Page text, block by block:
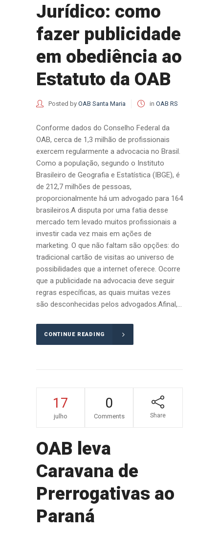
Jurídico: como
fazer publicidade
em obediência ao
Estatuto da OAB
Posted by OAB Santa Maria in OAB RS
Conforme dados do Conselho Federal da
OAB, cerca de 1,3 milhão de profissionais
exercem regularmente a advocacia no Brasil.
Como a população, segundo o Instituto
Brasileiro de Geografia e Estatística (IBGE), é
de 212,7 milhões de pessoas,
proporcionalmente há um advogado para 164
brasileiros.A disputa por uma fatia desse
mercado tem levado muitos profissionais a
investir cada vez mais em ações de
marketing. O que não faltam são opções: do
tradicional cartão de visitas ao universo de
possibilidades que a internet oferece. Ocorre
que a publicidade na advocacia deve seguir
regras específicas, as quais muitas vezes
são desconhecidas pelos advogados.Afinal,...
CONTINUE READING
17
julho
0
Comments Share
OAB leva
Caravana de
Prerrogativas ao
Paraná